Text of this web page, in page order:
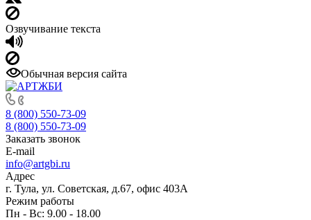
Озвучивание текста
Обычная версия сайта
8 (800) 550-73-09
8 (800) 550-73-09
Заказать звонок
E-mail
info@artgbi.ru
Адрес
г. Тула, ул. Советская, д.67, офис 403А
Режим работы
Пн - Вс: 9.00 - 18.00